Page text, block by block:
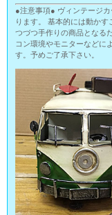
●注意事項● ヴィンテージ
ります。 基本的には動か
つづつ手作りの商品となる
コン環境やモニターなどに
す。予めご了承下さい。